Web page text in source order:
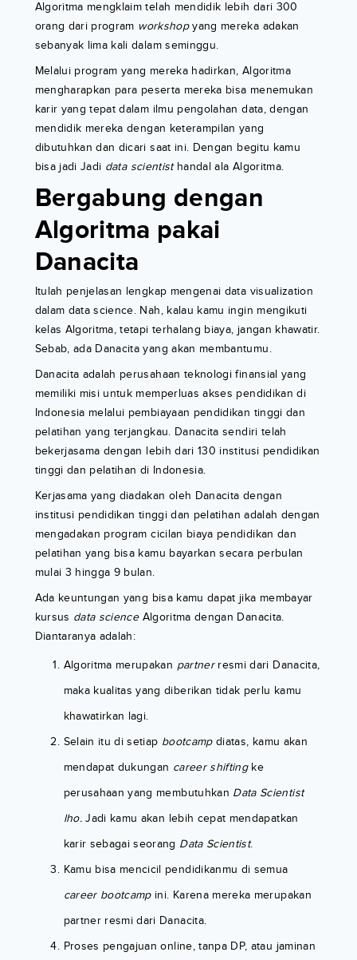
Algoritma mengklaim telah mendidik lebih dari 300
orang dari program workshopyang mereka adakan
sebanyak lima kali dalam seminggu.
Melalui program yang mereka hadirkan, Algoritma
mengharapkan para peserta mereka bisa menemukan
karir yang tepat dalam ilmu pengolahan data, dengan
mendidik mereka dengan keterampilan yang
dibutuhkan dan dicari saat ini. Dengan begitu kamu
bisa jadi Jadi data scientisthandal ala Algoritma.
Bergabung dengan
Algoritma pakai
Danacita
Itulah penjelasan lengkap mengenai data visualization
dalam data science. Nah, kalau kamu ingin mengikuti
kelas Algoritma, tetapi terhalang biaya, jangan khawatir.
Sebab, ada Danacita yang akan membantumu.
Danacita adalah perusahaan teknologi finansial yang
memiliki misi untuk memperluas akses pendidikan di
Indonesia melalui pembiayaan pendidikan tinggi dan
pelatihan yang terjangkau. Danacita sendiri telah
bekerjasama dengan lebih dari 130 institusi pendidikan
tinggi dan pelatihan di Indonesia.
Kerjasama yang diadakan oleh Danacita dengan
institusi pendidikan tinggi dan pelatihan adalah dengan
mengadakan program cicilan biaya pendidikan dan
pelatihan yang bisa kamu bayarkan secara perbulan
mulai 3 hingga 9 bulan.
Ada keuntungan yang bisa kamu dapat jika membayar
kursus data scienceAlgoritma dengan Danacita.
Diantaranya adalah:
Algoritma merupakan partnerresmi dari Danacita,
maka kualitas yang diberikan tidak perlu kamu
khawatirkan lagi.
Selain itu di setiap bootcampdiatas, kamu akan
mendapat dukungan career shiftingke
perusahaan yang membutuhkan Data Scientist
lho.Jadi kamu akan lebih cepat mendapatkan
karir sebagai seorang Data Scientist.
Kamu bisa mencicil pendidikanmu di semua
career bootcampini. Karena mereka merupakan
partner resmi dari Danacita.
Proses pengajuan online, tanpa DP, atau jaminan